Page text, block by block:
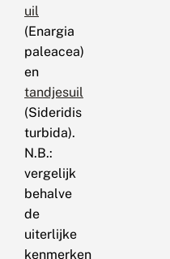
uil
(Enargia
paleacea)
en
tandjesuil
(Sideridis
turbida).
N.B.:
vergelijk
behalve
de
uiterlijke
kenmerken